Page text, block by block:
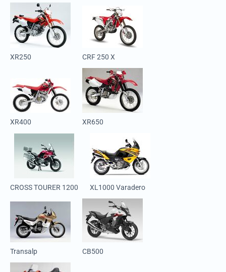
XR250 CRF 250 X
XR400 XR650
CROSS TOURER 1200 XL1000 Varadero
Transalp СВ500